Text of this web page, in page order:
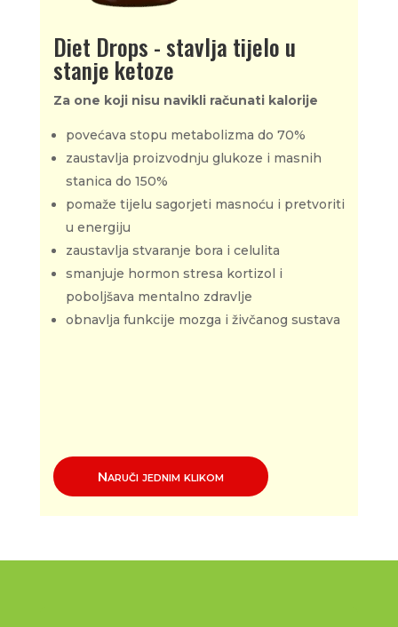
Diet Drops - stavlja tijelo u
stanje ketoze
Za one koji nisu navikli računati kalorije
povećava stopu metabolizma do 70%
zaustavlja proizvodnju glukoze i masnih
stanica do 150%
pomaže tijelu sagorjeti masnoću i pretvoriti
u energiju
zaustavlja stvaranje bora i celulita
smanjuje hormon stresa kortizol i
poboljšava mentalno zdravlje
obnavlja funkcije mozga i živčanog sustava
Naruči jednim klikom